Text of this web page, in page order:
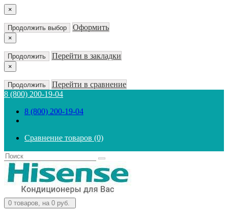
×
Продолжить выбор Оформить
×
Продолжить Перейти в закладки
×
Продолжить
Перейти в сравнение
8 (800) 200-19-04
8 (800) 200-19-04
Сравнение товаров (0)
0 товаров, на 0 руб.